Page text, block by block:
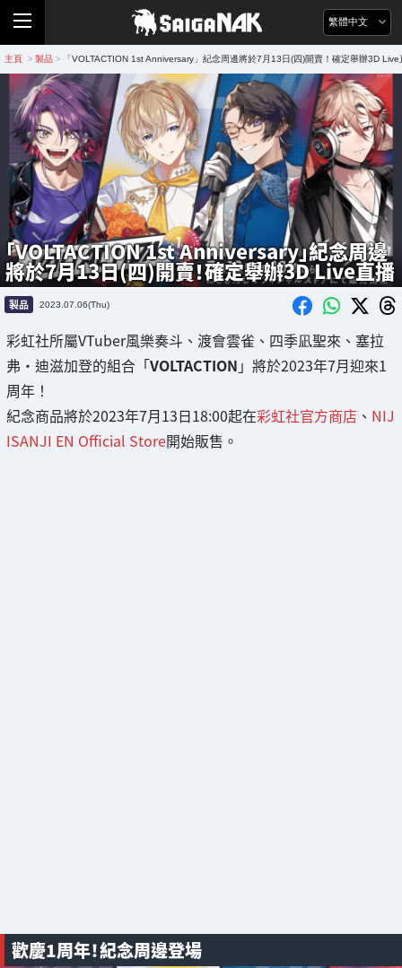
繁體中文
主頁 > 製品 > 「VOLTACTION 1st Anniversary」紀念周邊將於7月13日(四)開賣！確定舉辦3D Live
「VOLTACTION 1st Anniversary」紀念周邊
將於7月13日(四)開賣！確定舉辦3D Live直播
製品 2023.07.06(Thu)
彩虹社所屬VTuber風樂奏斗、渡會雲雀、四季凪聖來、塞拉
弗・迪滋加登的組合「VOLTACTION 」將於2023年7月迎來1
周年！
紀念商品將於2023年7月13日18:00起在彩虹社官方商店 、 NIJ
ISANJI EN Official Store開始販售。
歡慶1周年！紀念周邊登場